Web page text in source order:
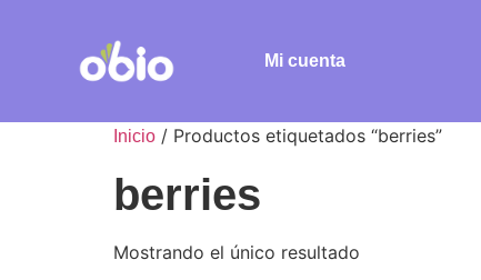
Mi cuenta
Inicio / Productos etiquetados “berries”
berries
Mostrando el único resultado